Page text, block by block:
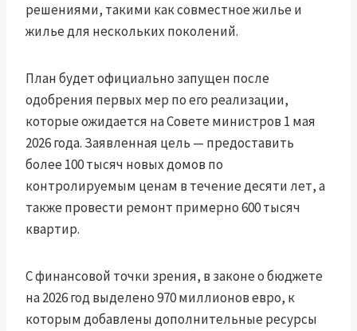
решениями, такими как совместное жилье и
жилье для нескольких поколений.
План будет официально запущен после
одобрения первых мер по его реализации,
которые ожидается на Совете министров 1 мая
2026 года. Заявленная цель — предоставить
более 100 тысяч новых домов по
контролируемым ценам в течение десяти лет, а
также провести ремонт примерно 600 тысяч
квартир.
С финансовой точки зрения, в законе о бюджете
на 2026 год выделено 970 миллионов евро, к
которым добавлены дополнительные ресурсы